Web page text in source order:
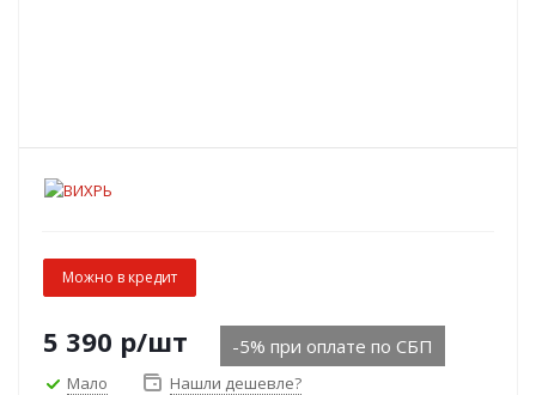
Можно в кредит
5 390 р/шт -5% при оплате по СБП
Мало Нашли дешевле?